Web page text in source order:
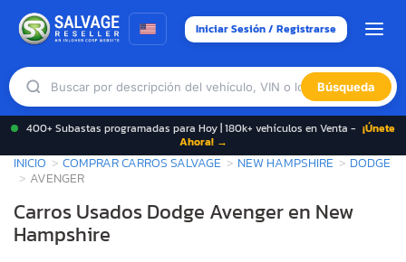
Iniciar Sesión / Registrarse
Búsqueda
400+ Subastas programadas para Hoy | 180k+ vehículos en Venta - ¡Únete
Ahora! →
INICIO COMPRAR CARROS SALVAGE NEW HAMPSHIRE
DODGE
AVENGER
Carros Usados Dodge Avenger en New
Hampshire